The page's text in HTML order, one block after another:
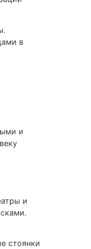
в
и
и
стоянки